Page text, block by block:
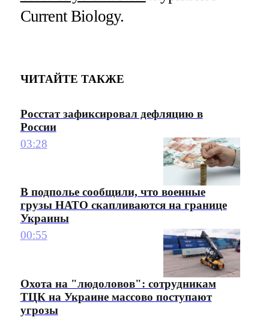
Current Biology.
ЧИТАЙТЕ ТАКЖЕ
Росстат зафиксировал дефляцию в
России
03:28
В подполье сообщили, что военные
грузы НАТО скапливаются на границе
Украины
00:55
Охота на "людоловов": сотрудникам
ТЦК на Украине массово поступают
угрозы